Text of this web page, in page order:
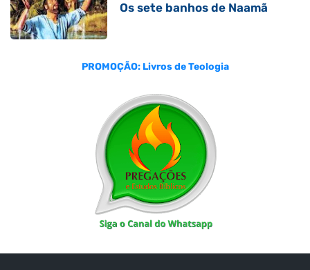
Os sete banhos de Naamã
PROMOÇÃO: Livros de Teologia